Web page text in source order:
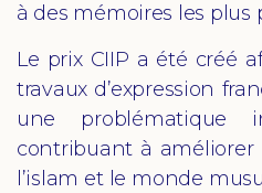
à des mémoires les plus
Le prix CIIP a été créé
travaux d’expression
une problématique
contribuant à améliorer
l’islam et le monde